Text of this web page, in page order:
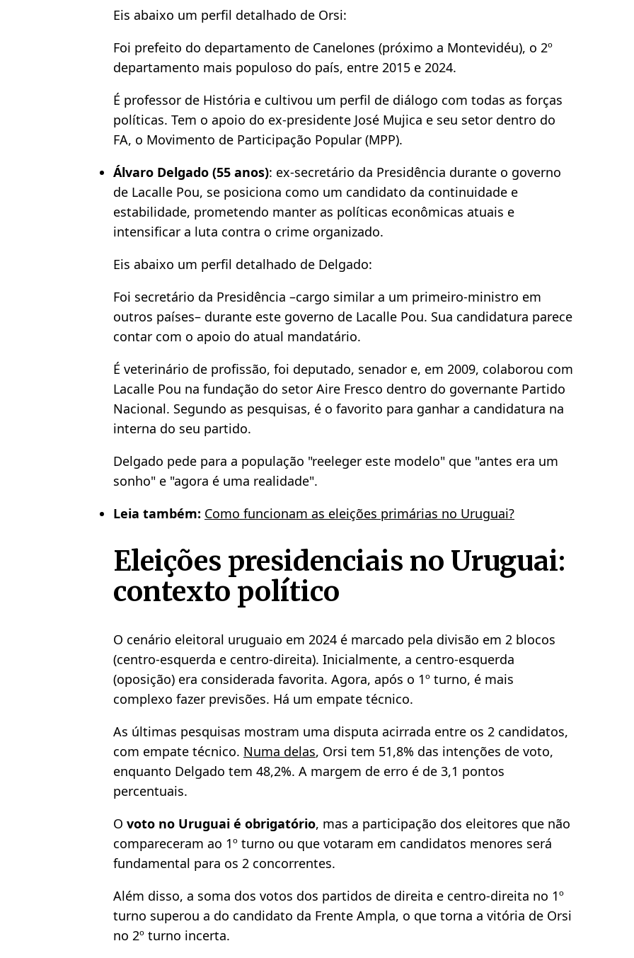
Eis abaixo um perfil detalhado de Orsi:
Foi prefeito do departamento de Canelones (próximo a Montevidéu), o 2º
departamento mais populoso do país, entre 2015 e 2024.
É professor de História e cultivou um perfil de diálogo com todas as forças
políticas. Tem o apoio do ex-presidente José Mujica e seu setor dentro do
FA, o Movimento de Participação Popular (MPP).
Álvaro Delgado (55 anos): ex-secretário da Presidência durante o governo
de Lacalle Pou, se posiciona como um candidato da continuidade e
estabilidade, prometendo manter as políticas econômicas atuais e
intensificar a luta contra o crime organizado.
Eis abaixo um perfil detalhado de Delgado:
Foi secretário da Presidência –cargo similar a um primeiro-ministro em
outros países– durante este governo de Lacalle Pou. Sua candidatura parece
contar com o apoio do atual mandatário.
É veterinário de profissão, foi deputado, senador e, em 2009, colaborou com
Lacalle Pou na fundação do setor Aire Fresco dentro do governante Partido
Nacional. Segundo as pesquisas, é o favorito para ganhar a candidatura na
interna do seu partido.
Delgado pede para a população "reeleger este modelo" que "antes era um
sonho" e "agora é uma realidade".
Leia também: Como funcionam as eleições primárias no Uruguai?
Eleições presidenciais no Uruguai:
contexto político
O cenário eleitoral uruguaio em 2024 é marcado pela divisão em 2 blocos
(centro-esquerda e centro-direita). Inicialmente, a centro-esquerda
(oposição) era considerada favorita. Agora, após o 1º turno, é mais
complexo fazer previsões. Há um empate técnico.
As últimas pesquisas mostram uma disputa acirrada entre os 2 candidatos,
com empate técnico. Numa delas, Orsi tem 51,8% das intenções de voto,
enquanto Delgado tem 48,2%. A margem de erro é de 3,1 pontos
percentuais.
O voto no Uruguai é obrigatório, mas a participação dos eleitores que não
compareceram ao 1º turno ou que votaram em candidatos menores será
fundamental para os 2 concorrentes.
Além disso, a soma dos votos dos partidos de direita e centro-direita no 1º
turno superou a do candidato da Frente Ampla, o que torna a vitória de Orsi
no 2º turno incerta.